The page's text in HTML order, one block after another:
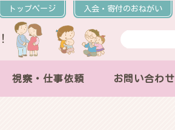
トップページ 入会・寄付のおねがい
視察・仕事依頼 お問い合わせ